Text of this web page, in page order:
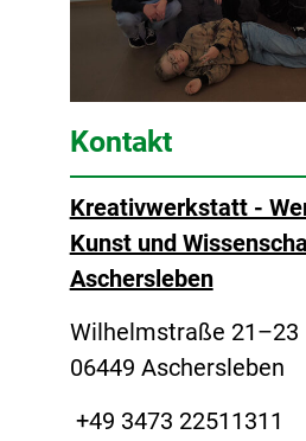
Kontakt
Kreativwerkstatt -
Kunst und
Aschersleben
Wilhelmstraße 21–23
06449 Aschersleben
+49 3473 22511311